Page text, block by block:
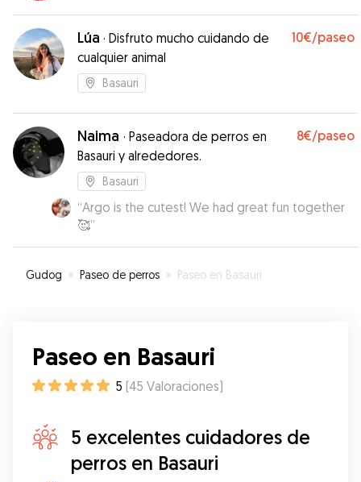
Lúa · Disfruto mucho cuidando de
cualquier animal
10€/paseo
Basauri
Naima · Paseadora de perros en
Basauri y alrededores.
8€/paseo
Basauri
“Argo is the cutest! We had great fun together
🥰”
Gudog » Paseo de perros » Paseo en Basauri
Paseo en Basauri
5 (45 Valoraciones)
5 excelentes cuidadores de
perros en Basauri